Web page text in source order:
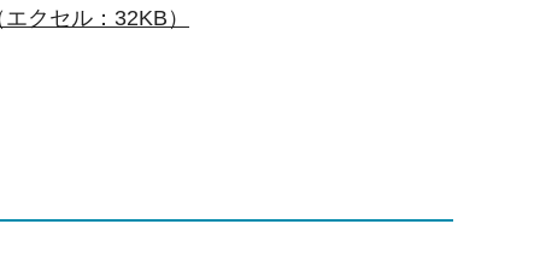
クセル：32KB）